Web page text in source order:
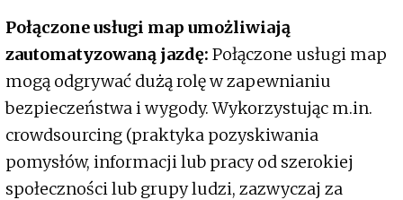
Połączone usługi map umożliwiają
zautomatyzowaną jazdę: Połączone usługi map
mogą odgrywać dużą rolę w zapewnianiu
bezpieczeństwa i wygody. Wykorzystując m.in.
crowdsourcing (praktyka pozyskiwania
pomysłów, informacji lub pracy od szerokiej
społeczności lub grupy ludzi, zazwyczaj za